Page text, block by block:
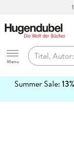
Hugendubel
Menu
Summer Sale:
erfahren